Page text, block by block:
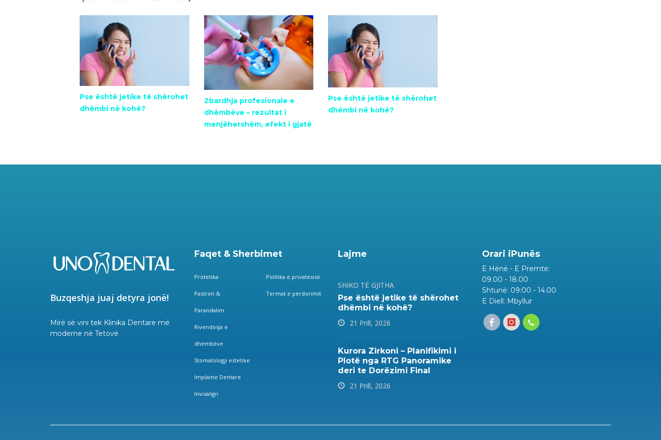
Pse është jetike të shërohet
dhëmbi në kohë?
Zbardhja profesionale e
dhëmbëve – rezultat i
menjëhershëm, efekt i gjatë
Pse është jetike të shërohet
dhëmbi në kohë?
Buzqeshja juaj detyra jonë!
Mirë së vini tek Klinika Dentare më
moderne në Tetovë
Faqet & Sherbimet
Protetika
Pastrim &
Parandalim
Rivendosja e
dhëmbëve
Stomatologji estetike
Implante Dentare
Invisalign
Politika e privatesisë
Termat e përdorimit
Lajme
SHIKO TË GJITHA
Pse është jetike të shërohet
dhëmbi në kohë?
21 Prill, 2026
Kurora Zirkoni – Planifikimi i
Plotë nga RTG Panoramike
deri te Dorëzimi Final
21 Prill, 2026
Orari iPunës
E Hënë - E Premte:
09.00 - 18.00
Shtunë: 09:00 - 14.00
E Diell: Mbyllur